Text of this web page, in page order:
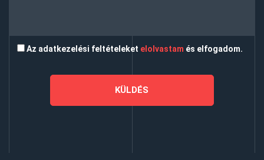
Az adatkezelési feltételeket elolvastam és elfogadom.